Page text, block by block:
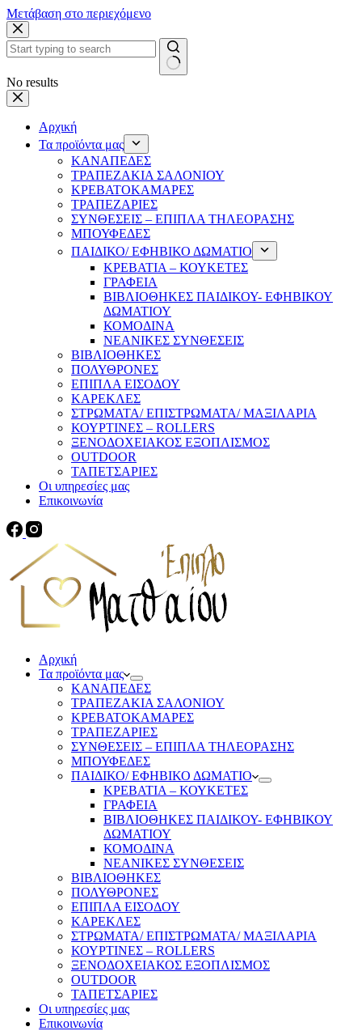
Μετάβαση στο περιεχόμενο
No results
Αρχική
Τα προϊόντα μας
ΚΑΝΑΠΕΔΕΣ
ΤΡΑΠΕΖΑΚΙΑ ΣΑΛΟΝΙΟΥ
ΚΡΕΒΑΤΟΚΑΜΑΡΕΣ
ΤΡΑΠΕΖΑΡΙΕΣ
ΣΥΝΘΕΣΕΙΣ – ΕΠΙΠΛΑ ΤΗΛΕΟΡΑΣΗΣ
ΜΠΟΥΦΕΔΕΣ
ΠΑΙΔΙΚΟ/ ΕΦΗΒΙΚΟ ΔΩΜΑΤΙΟ
ΚΡΕΒΑΤΙΑ – ΚΟΥΚΕΤΕΣ
ΓΡΑΦΕΙΑ
ΒΙΒΛΙΟΘΗΚΕΣ ΠΑΙΔΙΚΟΥ- ΕΦΗΒΙΚΟΥ
ΔΩΜΑΤΙΟΥ
ΚΟΜΟΔΙΝΑ
ΝΕΑΝΙΚΕΣ ΣΥΝΘΕΣΕΙΣ
ΒΙΒΛΙΟΘΗΚΕΣ
ΠΟΛΥΘΡΟΝΕΣ
ΕΠΙΠΛΑ ΕΙΣΟΔΟΥ
ΚΑΡΕΚΛΕΣ
ΣΤΡΩΜΑΤΑ/ ΕΠΙΣΤΡΩΜΑΤΑ/ ΜΑΞΙΛΑΡΙΑ
ΚΟΥΡΤΙΝΕΣ – ROLLERS
ΞΕΝΟΔΟΧΕΙΑΚΟΣ ΕΞΟΠΛΙΣΜΟΣ
OUTDOOR
ΤΑΠΕΤΣΑΡΙΕΣ
Οι υπηρεσίες μας
Επικοινωνία
Αρχική
Τα προϊόντα μας
ΚΑΝΑΠΕΔΕΣ
ΤΡΑΠΕΖΑΚΙΑ ΣΑΛΟΝΙΟΥ
ΚΡΕΒΑΤΟΚΑΜΑΡΕΣ
ΤΡΑΠΕΖΑΡΙΕΣ
ΣΥΝΘΕΣΕΙΣ – ΕΠΙΠΛΑ ΤΗΛΕΟΡΑΣΗΣ
ΜΠΟΥΦΕΔΕΣ
ΠΑΙΔΙΚΟ/ ΕΦΗΒΙΚΟ ΔΩΜΑΤΙΟ
ΚΡΕΒΑΤΙΑ – ΚΟΥΚΕΤΕΣ
ΓΡΑΦΕΙΑ
ΒΙΒΛΙΟΘΗΚΕΣ ΠΑΙΔΙΚΟΥ- ΕΦΗΒΙΚΟΥ
ΔΩΜΑΤΙΟΥ
ΚΟΜΟΔΙΝΑ
ΝΕΑΝΙΚΕΣ ΣΥΝΘΕΣΕΙΣ
ΒΙΒΛΙΟΘΗΚΕΣ
ΠΟΛΥΘΡΟΝΕΣ
ΕΠΙΠΛΑ ΕΙΣΟΔΟΥ
ΚΑΡΕΚΛΕΣ
ΣΤΡΩΜΑΤΑ/ ΕΠΙΣΤΡΩΜΑΤΑ/ ΜΑΞΙΛΑΡΙΑ
ΚΟΥΡΤΙΝΕΣ – ROLLERS
ΞΕΝΟΔΟΧΕΙΑΚΟΣ ΕΞΟΠΛΙΣΜΟΣ
OUTDOOR
ΤΑΠΕΤΣΑΡΙΕΣ
Οι υπηρεσίες μας
Επικοινωνία